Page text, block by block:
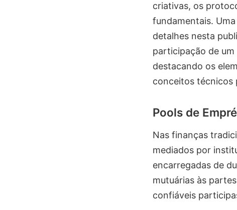
criativas, os
fundamentais.
detalhes nesta
participação de um
destacando os
conceitos técnicos
Pools de
Nas finanças
mediados por
encarregadas de
mutuárias às
confiáveis